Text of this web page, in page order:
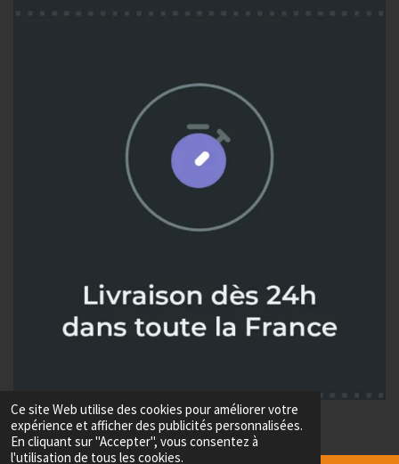
Ce site Web utilise des cookies pour améliorer votre
expérience et afficher des publicités personnalisées.
En cliquant sur "Accepter", vous consentez à
l'utilisation de tous les cookies.
© 2024 - 2026 Metaux diffusion
Propulsé parWebador